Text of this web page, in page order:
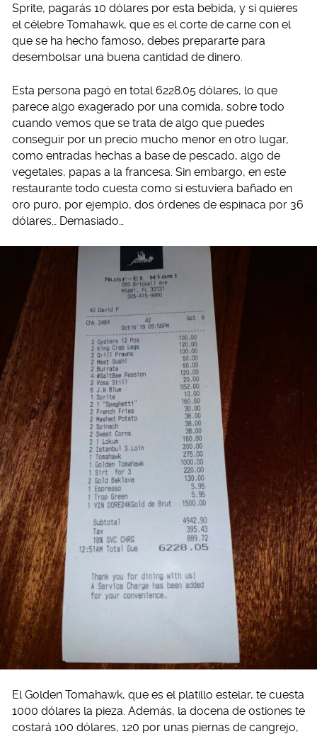
Sprite, pagarás 10 dólares por esta bebida, y si quieres
el célebre Tomahawk, que es el corte de carne con el
que se ha hecho famoso, debes prepararte para
desembolsar una buena cantidad de dinero.
Esta persona pagó en total 6228.05 dólares, lo que
parece algo exagerado por una comida, sobre todo
cuando vemos que se trata de algo que puedes
conseguir por un precio mucho menor en otro lugar,
como entradas hechas a base de pescado, algo de
vegetales, papas a la francesa. Sin embargo, en este
restaurante todo cuesta como si estuviera bañado en
oro puro, por ejemplo, dos órdenes de espinaca por 36
dólares… Demasiado…
El Golden Tomahawk, que es el platillo estelar, te cuesta
1000 dólares la pieza. Además, la docena de ostiones te
costará 100 dólares, 120 por unas piernas de cangrejo,